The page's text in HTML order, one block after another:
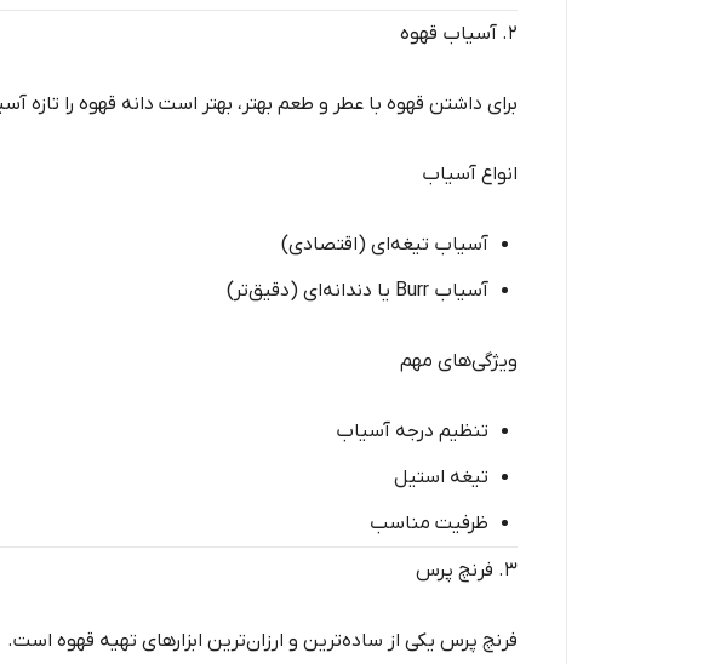
۲. آسیاب قهوه
برای داشتن قهوه با عطر و طعم بهتر، بهتر است دانه قهوه را تازه
انواع آسیاب
آسیاب تیغه‌ای (اقتصادی)
آسیاب Burr یا دندانه‌ای (دقیق‌تر)
ویژگی‌های مهم
تنظیم درجه آسیاب
تیغه استیل
ظرفیت مناسب
۳. فرنچ پرس
فرنچ پرس یکی از ساده‌ترین و ارزان‌ترین ابزارهای تهیه قهوه است.